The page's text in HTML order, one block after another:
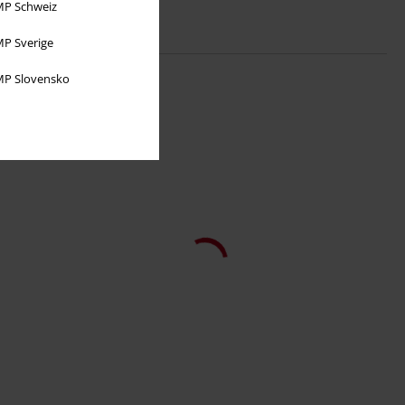
Schweiz
Sverige
Slovensko